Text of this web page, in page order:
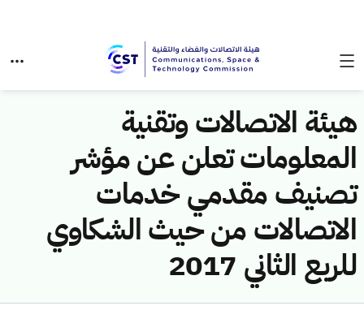
هيئة الاتصالات وتقنية
المعلومات تعلن عن مؤشر
تصنيف مقدمي خدمات
الاتصالات من حيث الشكاوي
للربع الثاني 2017